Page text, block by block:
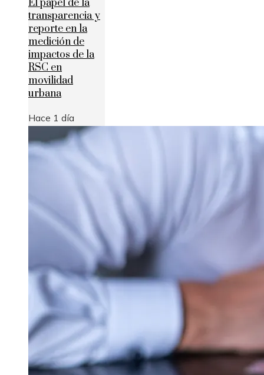
El papel de la
transparencia y
reporte en la
medición de
impactos de la
RSC en
movilidad
urbana
Hace 1 día